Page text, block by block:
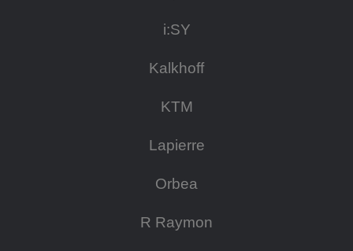
i:SY
Kalkhoff
KTM
Lapierre
Orbea
R Raymon